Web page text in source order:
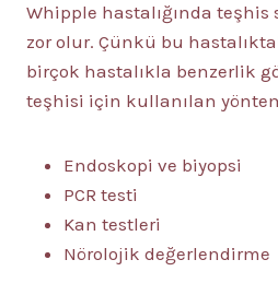
Whipple hastalığında teşhis
zor olur. Çünkü bu
birçok hastalıkla benzerlik
teşhisi için kullanılan
Endoskopi ve biyopsi
PCR testi
Kan testleri
Nörolojik değerlendirme